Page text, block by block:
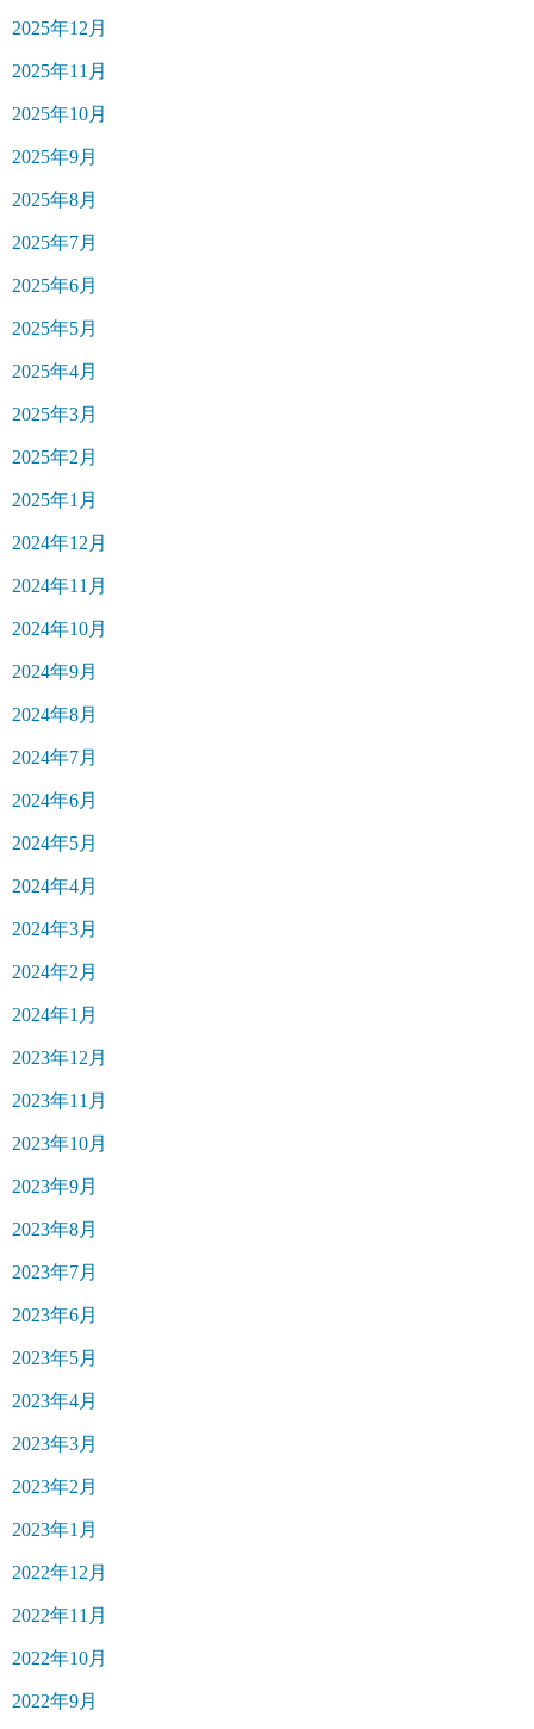
2025年12月
2025年11月
2025年10月
2025年9月
2025年8月
2025年7月
2025年6月
2025年5月
2025年4月
2025年3月
2025年2月
2025年1月
2024年12月
2024年11月
2024年10月
2024年9月
2024年8月
2024年7月
2024年6月
2024年5月
2024年4月
2024年3月
2024年2月
2024年1月
2023年12月
2023年11月
2023年10月
2023年9月
2023年8月
2023年7月
2023年6月
2023年5月
2023年4月
2023年3月
2023年2月
2023年1月
2022年12月
2022年11月
2022年10月
2022年9月